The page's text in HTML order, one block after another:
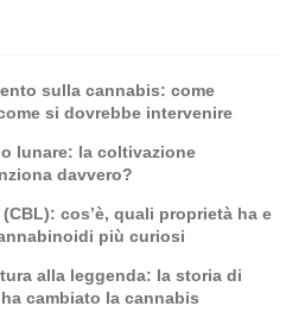
sulla cannabis: come
si dovrebbe intervenire
lunare: la coltivazione
davvero?
cos’è, quali proprietà ha e
più curiosi
alla leggenda: la storia di
cambiato la cannabis